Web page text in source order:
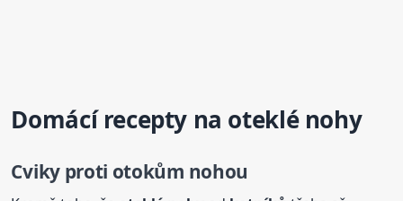
Domácí recepty na oteklé nohy
Cviky proti otokům nohou